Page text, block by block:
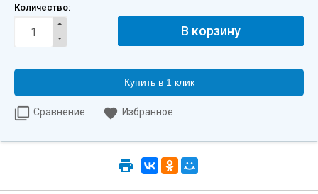
Количество:
Купить в 1 клик
Сравнение Избранное